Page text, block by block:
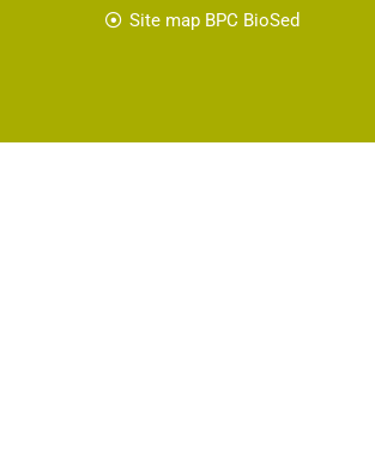
Site map BPC BioSed